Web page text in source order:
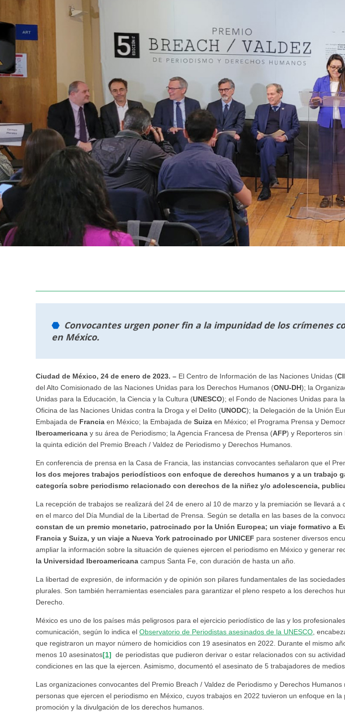
Convocantes urgen poner fin a la impunidad de los crímenes
en México.
Ciudad de México, 24 de enero de 2023. – El Centro de Información de las Naciones Unidas (
del Alto Comisionado de las Naciones Unidas para los Derechos Humanos (ONU-DH); la
Unidas para la Educación, la Ciencia y la Cultura (UNESCO); el Fondo de Naciones Unidas para
Oficina de las Naciones Unidas contra la Droga y el Delito (UNODC); la Delegación de la Unión
Embajada de Francia en México; la Embajada de Suiza en México; el Programa Prensa y
Iberoamericana y su área de Periodismo; la Agencia Francesa de Prensa (AFP) y Reporteros sin
la quinta edición del Premio Breach / Valdez de Periodismo y Derechos Humanos.
En conferencia de prensa en la Casa de Francia, las instancias convocantes señalaron que el
los dos mejores trabajos periodísticos con enfoque de derechos humanos y a un trabajo
categoría sobre periodismo relacionado con derechos de la niñez y/o adolescencia,
La recepción de trabajos se realizará del 24 de enero al 10 de marzo y la premiación se llevará a
en el marco del Día Mundial de la Libertad de Prensa. Según se detalla en las bases de la
constan de un premio monetario, patrocinado por la Unión Europea; un viaje formativo a
Francia y Suiza, y un viaje a Nueva York patrocinado por UNICEF para sostener diversos
ampliar la información sobre la situación de quienes ejercen el periodismo en México y generar
la Universidad Iberoamericana campus Santa Fe, con duración de hasta un año.
La libertad de expresión, de información y de opinión son pilares fundamentales de las
plurales. Son también herramientas esenciales para garantizar el pleno respeto a los derechos
Derecho.
México es uno de los países más peligrosos para el ejercicio periodístico de las y los
comunicación, según lo indica el Observatorio de Periodistas asesinados de la UNESCO ,
que registraron un mayor número de homicidios con 19 asesinatos en 2022. Durante el mismo
menos 10 asesinatos[1] de periodistas que pudieron derivar o estar relacionados con su
condiciones en las que la ejercen. Asimismo, documentó el asesinato de 5 trabajadores de
Las organizaciones convocantes del Premio Breach / Valdez de Periodismo y Derechos
personas que ejercen el periodismo en México, cuyos trabajos en 2022 tuvieron un enfoque en la
promoción y la divulgación de los derechos humanos.